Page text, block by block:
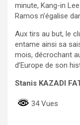
minute, Kang-in
Ramos n’égalise
Aux tirs au but, le
entame ainsi sa
mois, décrochant
d’Europe de son
Stanis KAZADI
34 Vues